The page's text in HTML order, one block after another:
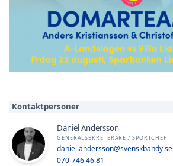
Kontaktpersoner
Daniel Andersson
GENERALSEKRETERARE / SPORTCHEF
daniel.andersson@svenskbandy.se
070-746 46 81